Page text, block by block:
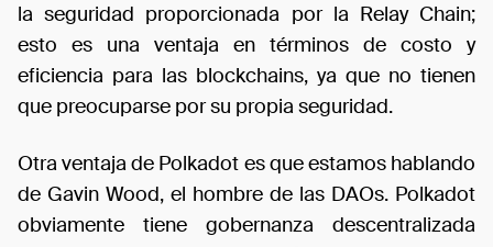
la seguridad proporcionada por la Relay Chain;
esto es una ventaja en términos de costo y
eficiencia para las blockchains, ya que no tienen
que preocuparse por su propia seguridad.
Otra ventaja de Polkadot es que estamos hablando
de Gavin Wood, el hombre de las DAOs. Polkadot
obviamente tiene gobernanza descentralizada